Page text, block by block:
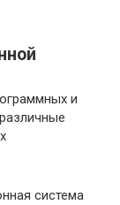
и
система